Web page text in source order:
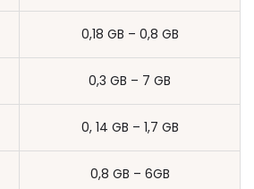
0,18 GB – 0,8 GB
0,3 GB – 7 GB
0, 14 GB – 1,7 GB
0,8 GB – 6GB